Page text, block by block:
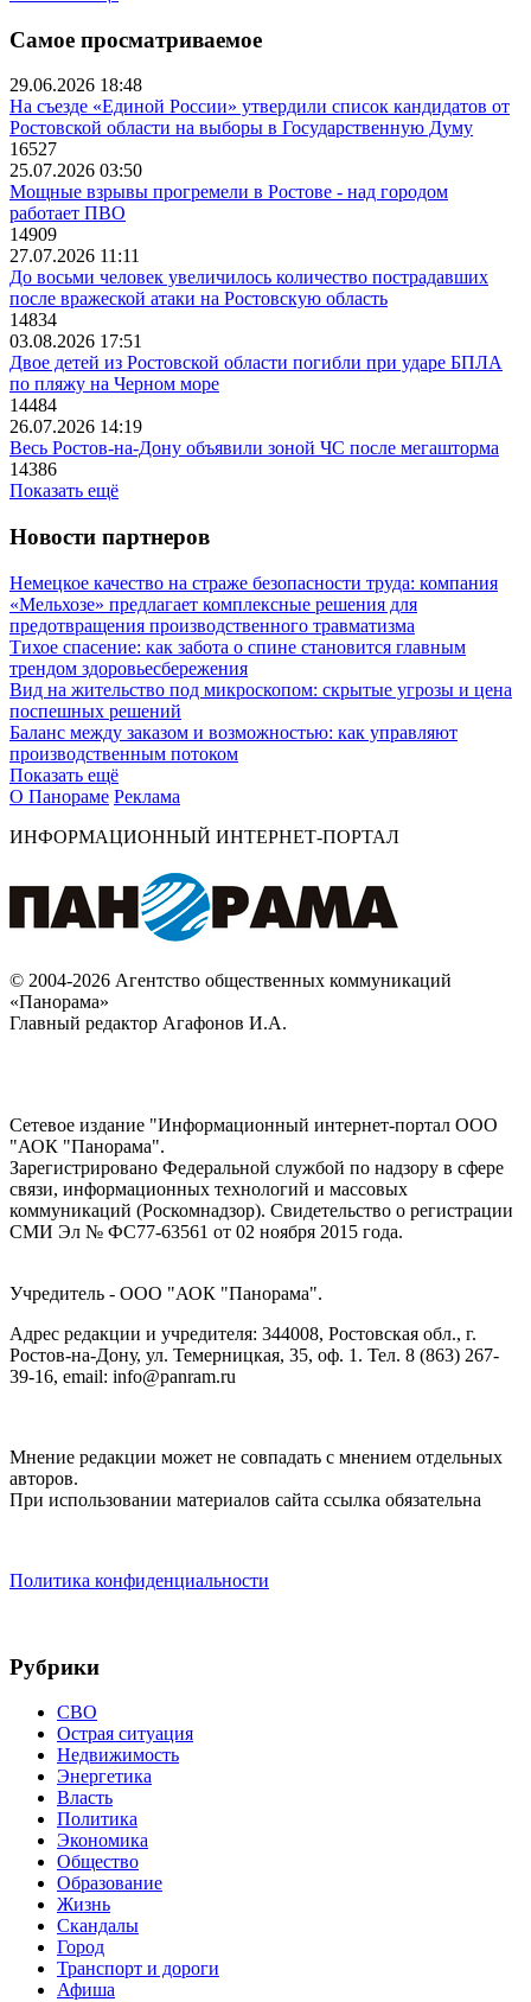
Самое просматриваемое
29.06.2026 18:48
На съезде «Единой России» утвердили список кандидатов от
Ростовской области на выборы в Государственную Думу
16527
25.07.2026 03:50
Мощные взрывы прогремели в Ростове - над городом
работает ПВО
14909
27.07.2026 11:11
До восьми человек увеличилось количество пострадавших
после вражеской атаки на Ростовскую область
14834
03.08.2026 17:51
Двое детей из Ростовской области погибли при ударе БПЛА
по пляжу на Черном море
14484
26.07.2026 14:19
Весь Ростов-на-Дону объявили зоной ЧС после мегашторма
14386
Показать ещё
Новости партнеров
Немецкое качество на страже безопасности труда: компания
«Мельхозе» предлагает комплексные решения для
предотвращения производственного травматизма
Тихое спасение: как забота о спине становится главным
трендом здоровьесбережения
Вид на жительство под микроскопом: скрытые угрозы и цена
поспешных решений
Баланс между заказом и возможностью: как управляют
производственным потоком
Показать ещё
О Панораме Реклама
ИНФОРМАЦИОННЫЙ ИНТЕРНЕТ-ПОРТАЛ
© 2004-2026 Агентство общественных коммуникаций
«Панорама»
Главный редактор Агафонов И.А.
Сетевое издание "Информационный интернет-портал ООО
"АОК "Панорама".
Зарегистрировано Федеральной службой по надзору в сфере
связи, информационных технологий и массовых
коммуникаций (Роскомнадзор). Cвидетельство о регистрации
СМИ Эл № ФС77-63561 от 02 ноября 2015 года.
Учредитель - ООО "АОК "Панорама".
Адрес редакции и учредителя: 344008, Ростовская обл., г.
Ростов-на-Дону, ул. Темерницкая, 35, оф. 1. Тел. 8 (863) 267-
39-16, email: info@panram.ru
Мнение редакции может не совпадать с мнением отдельных
авторов.
При использовании материалов сайта ссылка обязательна
Политика конфиденциальности
Рубрики
СВО
Острая ситуация
Недвижимость
Энергетика
Власть
Политика
Экономика
Общество
Образование
Жизнь
Скандалы
Город
Транспорт и дороги
Афиша